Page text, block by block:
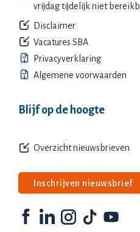
vrijdag tijdelijk niet
Disclaimer
Vacatures SBA
Privacyverklaring
Algemene voorwaarden
Blijf op de hoogte
Overzicht nieuwsbrieven
Inschrijven nieuwsbrief